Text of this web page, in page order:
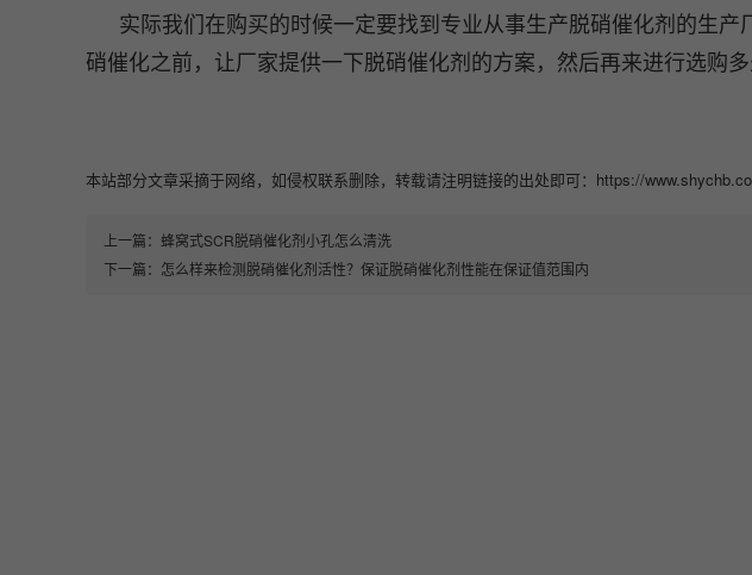
实际我们在购买的时候一定要找到专业从事生产脱硝催化剂的生
硝催化之前，让厂家提供一下脱硝催化剂的方案，然后再来进行选购多
本站部分文章采摘于网络，如侵权联系删除，转载请注明链接的出处即可：https://
上一篇： 蜂窝式SCR脱硝催化剂小孔怎么清洗
下一篇： 怎么样来检测脱硝催化剂活性？保证脱硝催化剂性能在保证值范围内